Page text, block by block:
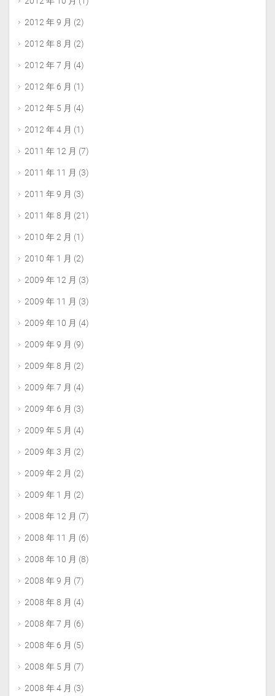
2012 年 9 月 (2)
2012 年 8 月 (2)
2012 年 7 月 (4)
2012 年 6 月 (1)
2012 年 5 月 (4)
2012 年 4 月 (1)
2011 年 12 月 (7)
2011 年 11 月 (3)
2011 年 9 月 (3)
2011 年 8 月 (21)
2010 年 2 月 (1)
2010 年 1 月 (2)
2009 年 12 月 (3)
2009 年 11 月 (3)
2009 年 10 月 (4)
2009 年 9 月 (9)
2009 年 8 月 (2)
2009 年 7 月 (4)
2009 年 6 月 (3)
2009 年 5 月 (4)
2009 年 3 月 (2)
2009 年 2 月 (2)
2009 年 1 月 (2)
2008 年 12 月 (7)
2008 年 11 月 (6)
2008 年 10 月 (8)
2008 年 9 月 (7)
2008 年 8 月 (4)
2008 年 7 月 (6)
2008 年 6 月 (5)
2008 年 5 月 (7)
2008 年 4 月 (3)